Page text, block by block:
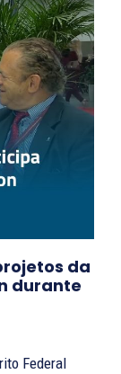
da
durante
Federal